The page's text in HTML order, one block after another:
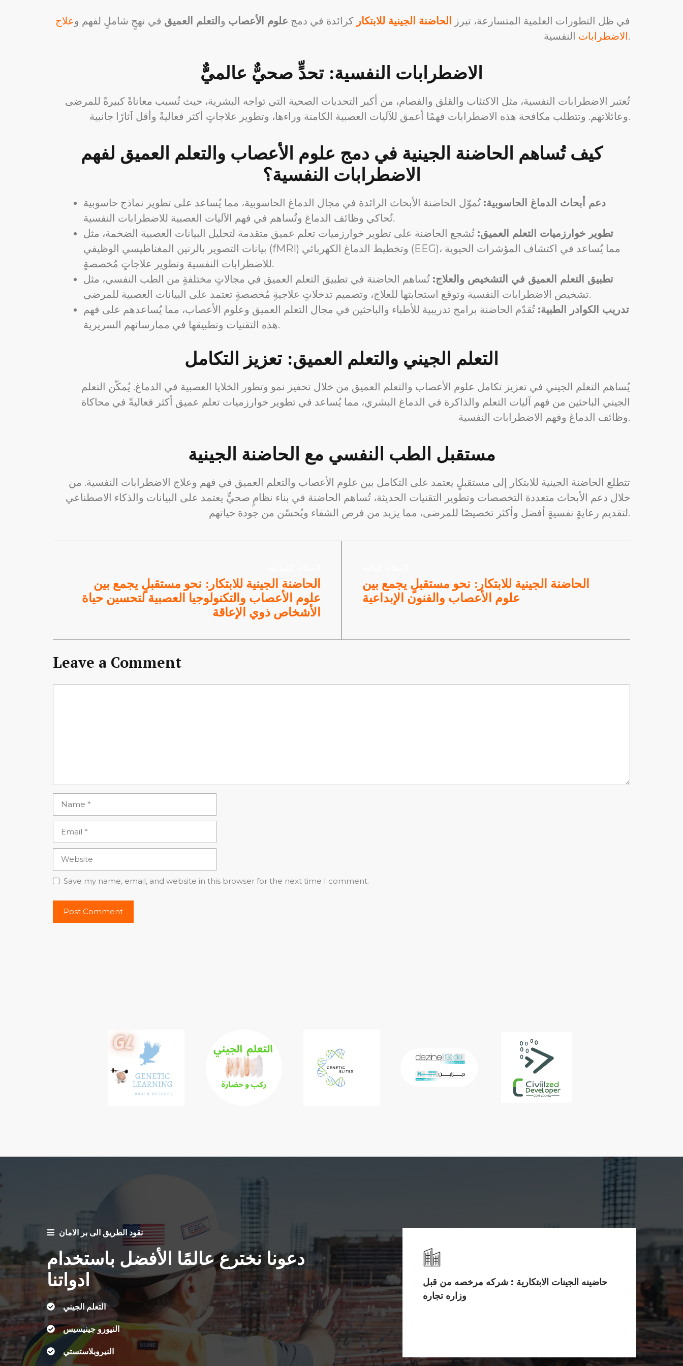
في ظل التطورات العلمية المتسارعة، تبرز الحاضنة الجينية للابتكار كرائدة في دمج علوم الأعصاب و التعلم العميق في نهجٍ شاملٍ لفهم وعلاج
الاضطراباتالنفسية.
الاضطرابات النفسية: تحدٍّ صحيٌّ عالميٌّ
تُعتبر الاضطرابات النفسية، مثل الاكتئاب والقلق والفصام، من أكبر التحديات الصحية التي تواجه البشرية، حيث تُسبب معاناةً كبيرةً للمرضى
وعائلاتهم. وتتطلب مكافحة هذه الاضطرابات فهمًا أعمق للآليات العصبية الكامنة وراءها، وتطوير علاجاتٍ أكثر فعاليةً وأقل آثارًا جانبية.
كيف تُساهم الحاضنة الجينية في دمج علوم الأعصاب والتعلم العميق لفهم
الاضطرابات النفسية؟
دعم أبحاث الدماغ الحاسوبية: تُموّل الحاضنة الأبحاث الرائدة في مجال الدماغ الحاسوبية، مما يُساعد على تطوير نماذج حاسوبية
تُحاكي وظائف الدماغ وتُساهم في فهم الآليات العصبية للاضطرابات النفسية.
تطوير خوارزميات التعلم العميق: تُشجع الحاضنة على تطوير خوارزميات تعلم عميق متقدمة لتحليل البيانات العصبية الضخمة، مثل
بيانات التصوير بالرنين المغناطيسي الوظيفي (fMRI) وتخطيط الدماغ الكهربائي (EEG)، مما يُساعد في اكتشاف المؤشرات الحيوية
للاضطرابات النفسية وتطوير علاجاتٍ مُخصصةٍ.
تطبيق التعلم العميق في التشخيص والعلاج: تُساهم الحاضنة في تطبيق التعلم العميق في مجالاتٍ مختلفةٍ من الطب النفسي، مثل
تشخيص الاضطرابات النفسية وتوقع استجابتها للعلاج، وتصميم تدخلاتٍ علاجيةٍ مُخصصةٍ تعتمد على البيانات العصبية للمرضى.
تدريب الكوادر الطبية: تُقدّم الحاضنة برامج تدريبية للأطباء والباحثين في مجال التعلم العميق وعلوم الأعصاب، مما يُساعدهم على فهم
هذه التقنيات وتطبيقها في ممارساتهم السريرية.
التعلم الجيني والتعلم العميق: تعزيز التكامل
يُساهم التعلم الجيني في تعزيز تكامل علوم الأعصاب والتعلم العميق من خلال تحفيز نمو وتطور الخلايا العصبية في الدماغ. يُمكّن التعلم
الجيني الباحثين من فهم آليات التعلم والذاكرة في الدماغ البشري، مما يُساعد في تطوير خوارزميات تعلم عميق أكثر فعاليةً في محاكاة
وظائف الدماغ وفهم الاضطرابات النفسية.
مستقبل الطب النفسي مع الحاضنة الجينية
تتطلع الحاضنة الجينية للابتكار إلى مستقبلٍ يعتمد على التكامل بين علوم الأعصاب والتعلم العميق في فهم وعلاج الاضطرابات النفسية. من
خلال دعم الأبحاث متعددة التخصصات وتطوير التقنيات الحديثة، تُساهم الحاضنة في بناء نظامٍ صحيٍّ يعتمد على البيانات والذكاء الاصطناعي
لتقديم رعايةٍ نفسيةٍ أفضل وأكثر تخصيصًا للمرضى، مما يزيد من فرص الشفاء ويُحسّن من جودة حياتهم.
الحاضنة الجينية للابتكار: نحو مستقبلٍ يجمع بين
علوم الأعصاب والتكنولوجيا العصبية لتحسين حياة
الأشخاص ذوي الإعاقة
الحاضنة الجينية للابتكار: نحو مستقبلٍ يجمع بين
علوم الأعصاب والفنون الإبداعية
Leave a Comment
Save my name, email, and website in this browser for the next time I comment.
نقود الطريق الى بر الامان
دعونا نخترع عالمًا الأفضل باستخدام
ادواتنا
التعلم الجيني
النيورو جينيسيس
النيروبلاستستي
حاضينه الجينات الابتكارية : شركه مرخصه من قبل
وزاره تجاره